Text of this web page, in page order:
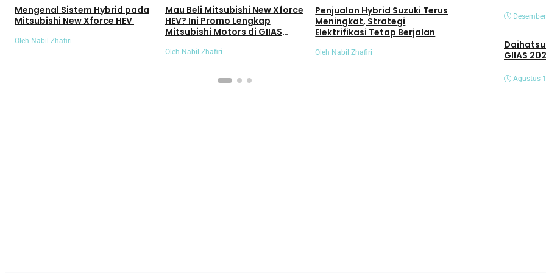
Mengenal Sistem Hybrid pada
Mitsubishi New Xforce HEV
Oleh Nabil Zhafiri
Mau Beli Mitsubishi New Xforce
HEV? Ini Promo Lengkap
Mitsubishi Motors di GIIAS
Oleh Nabil Zhafiri
Penjualan Hybrid Suzuki Terus
Meningkat, Strategi
Elektrifikasi Tetap Berjalan
Oleh Nabil Zhafiri
Mitsubishi New
Tampil Lebih
dan Interiornya
Oleh Hiroshi A.M
Daihatsu
GIIAS
Agustus